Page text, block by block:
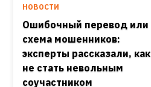
НОВОСТИ
Ошибочный перевод или
схема мошенников:
эксперты рассказали, как
не стать невольным
соучастником